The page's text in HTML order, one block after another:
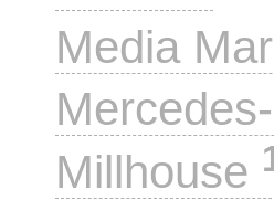
Media
Millhouse